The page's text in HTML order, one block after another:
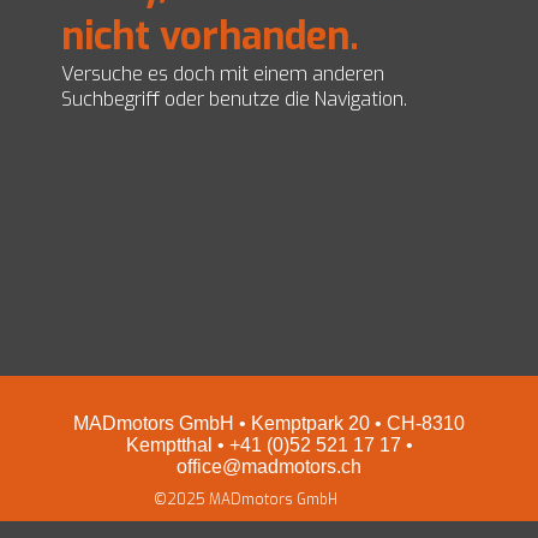
Impressum und Datenschutz
EZ Servolenkungen
Shop
nicht vorhanden.
Versuche es doch mit einem anderen
Suchbegriff oder benutze die Navigation.
MADmotors GmbH • Kemptpark 20 • CH-8310
Kemptthal • +41 (0)52 521 17 17 •
office@madmotors.ch
©2025 MADmotors GmbH